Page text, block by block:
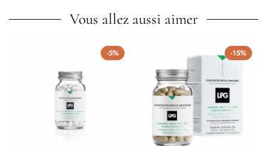
Vous allez aussi aimer
-5% -15%